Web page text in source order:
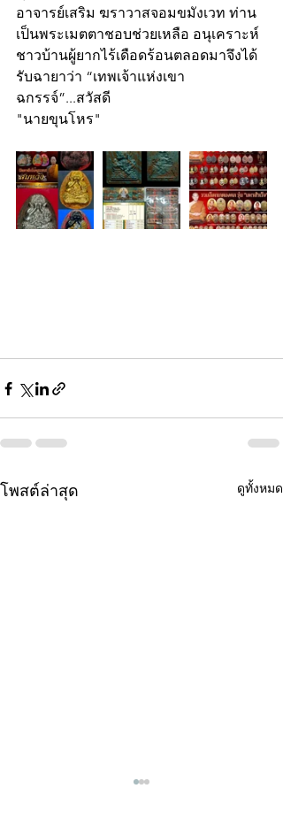
อาจารย์เสริม ฆราวาสจอมขมังเวท ท่าน
เป็นพระเมตตาชอบช่วยเหลือ อนุเคราะห์
ชาวบ้านผู้ยากไร้เดือดร้อนตลอดมาจึงได้
รับฉายาว่า “เทพเจ้าแห่งเขา
ฉกรรจ์”...สวัสดี
"นายขุนโหร"
โพสต์ล่าสุด ดูทั้งหมด